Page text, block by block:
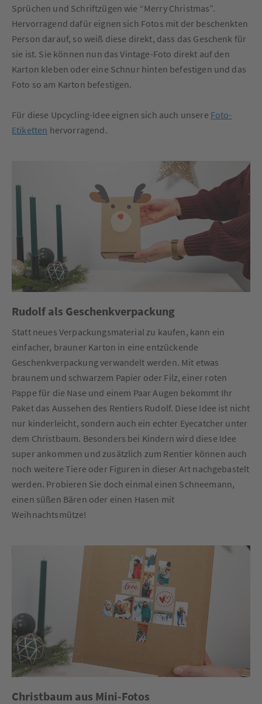
Sprüchen und Schriftzügen wie “Merry Christmas”.
Hervorragend dafür eignen sich Fotos mit der beschenkten
Person darauf, so weiß diese direkt, dass das Geschenk für
sie ist. Sie können nun das Vintage-Foto direkt auf den
Karton kleben oder eine Schnur hinten befestigen und das
Foto so am Karton befestigen.
Für diese Upcycling-Idee eignen sich auch unsere Foto-
Etiketten hervorragend.
Rudolf als Geschenkverpackung
Statt neues Verpackungsmaterial zu kaufen, kann ein
einfacher, brauner Karton in eine entzückende
Geschenkverpackung verwandelt werden. Mit etwas
braunem und schwarzem Papier oder Filz, einer roten
Pappe für die Nase und einem Paar Augen bekommt Ihr
Paket das Aussehen des Rentiers Rudolf. Diese Idee ist nicht
nur kinderleicht, sondern auch ein echter Eyecatcher unter
dem Christbaum. Besonders bei Kindern wird diese Idee
super ankommen und zusätzlich zum Rentier können auch
noch weitere Tiere oder Figuren in dieser Art nachgebastelt
werden. Probieren Sie doch einmal einen Schneemann,
einen süßen Bären oder einen Hasen mit
Weihnachtsmütze!
Christbaum aus Mini-Fotos